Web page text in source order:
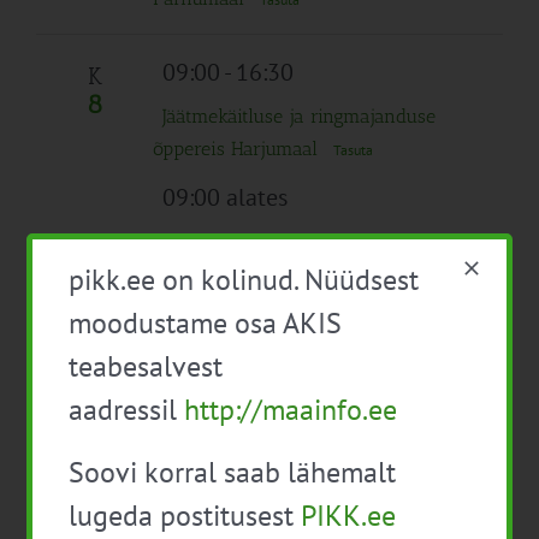
K
8
09:00- 16:30
Jäätmekäitluse ja ringmajanduse
õppereis Harjumaal
Tasuta
09:00 alates
Nõustamismetoodika koolitus M02
Tasuta
11:00- 16:00
Konverents “Teadusinnovatsioon – see
on meeskonnamäng eri tasanditel”
N Kuni 18:00
pikk.ee on kolinud. Nüüdsest
moodustame osa AKIS
teabesalvest
aadressil http://maainfo.ee
Soovi korral saab lähemalt
lugeda postitusest PIKK.ee